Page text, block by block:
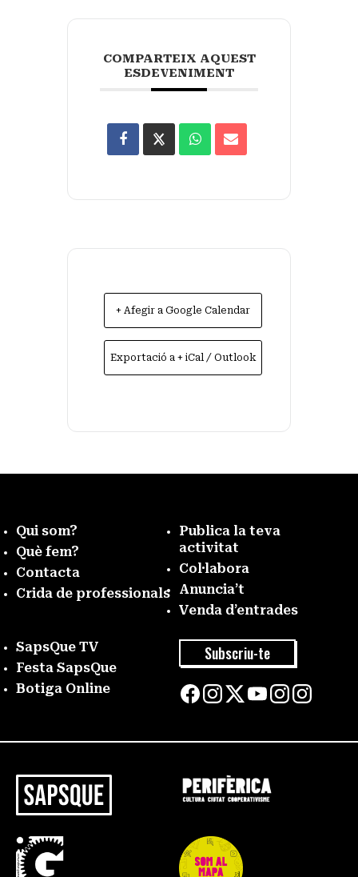
COMPARTEIX AQUEST
ESDEVENIMENT
+ Afegir a Google Calendar
Exportació a + iCal / Outlook
Qui som?
Què fem?
Contacta
Crida de professionals
Publica la teva
activitat
Col·labora
Anuncia’t
Venda d’entrades
SapsQue TV
Festa SapsQue
Botiga Online
Subscriu-te